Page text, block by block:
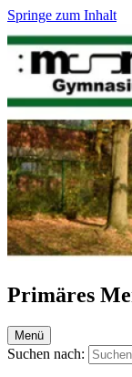
Springe zum Inhalt
Maria-Sibylla-
Webseite des MSM
Primäres
Menü
Suchen nach: